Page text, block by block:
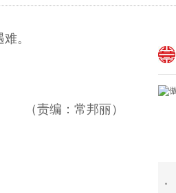
。
（责编：常邦丽）